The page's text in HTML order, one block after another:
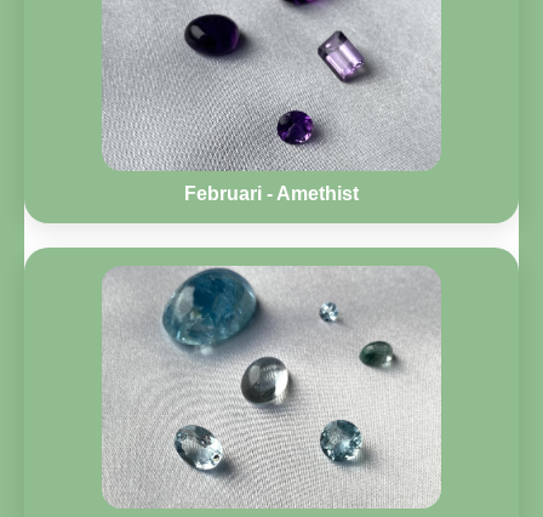
Februari - Amethist